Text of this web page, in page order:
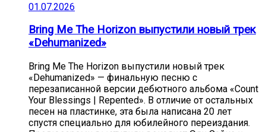
01.07.2026
Bring Me The Horizon выпустили новый трек
«Dehumanized»
Bring Me The Horizon выпустили новый трек
«Dehumanized» — финальную песню с
перезаписанной версии дебютного альбома «Count
Your Blessings | Repented». В отличие от остальных
песен на пластинке, эта была написана 20 лет
спустя специально для юбилейного переиздания.